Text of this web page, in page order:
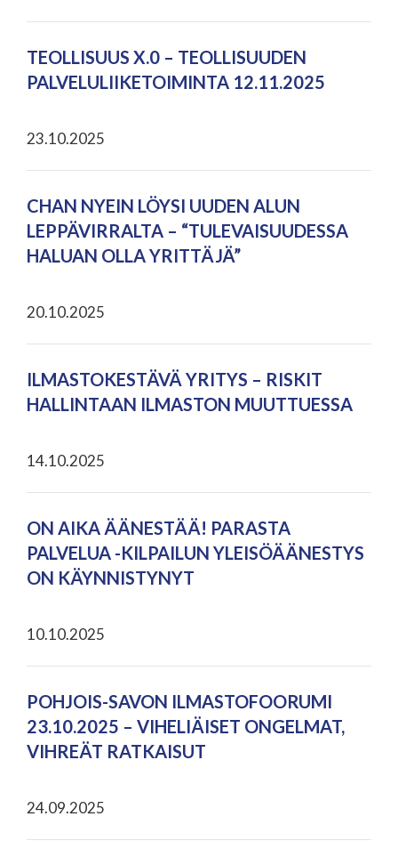
TEOLLISUUS X.0 – TEOLLISUUDEN
PALVELULIIKETOIMINTA 12.11.2025
23.10.2025
CHAN NYEIN LÖYSI UUDEN ALUN
LEPPÄVIRRALTA – “TULEVAISUUDESSA
HALUAN OLLA YRITTÄJÄ”
20.10.2025
ILMASTOKESTÄVÄ YRITYS – RISKIT
HALLINTAAN ILMASTON MUUTTUESSA
14.10.2025
ON AIKA ÄÄNESTÄÄ! PARASTA
PALVELUA -KILPAILUN YLEISÖÄÄNESTYS
ON KÄYNNISTYNYT
10.10.2025
POHJOIS-SAVON ILMASTOFOORUMI
23.10.2025 – VIHELIÄISET ONGELMAT,
VIHREÄT RATKAISUT
24.09.2025